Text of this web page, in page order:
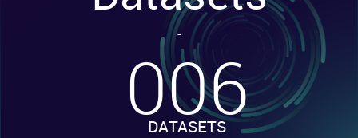
-
006
DATASETS